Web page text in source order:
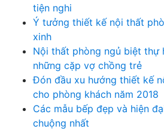
tiện nghi
Ý tưởng thiết kế nội thất
xinh
Nội thất phòng ngủ biệt thự
những cặp vợ chồng trẻ
Đón đầu xu hướng thiết kế
cho phòng khách năm 2018
Các mẫu bếp đẹp và hiện
chuộng nhất